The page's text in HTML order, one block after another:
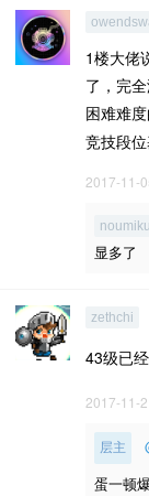
1楼大佬
了，完
困难难
竞技段
2017-11-
显多了
zethchi
43级已
2017-11-
层主
蛋一顿